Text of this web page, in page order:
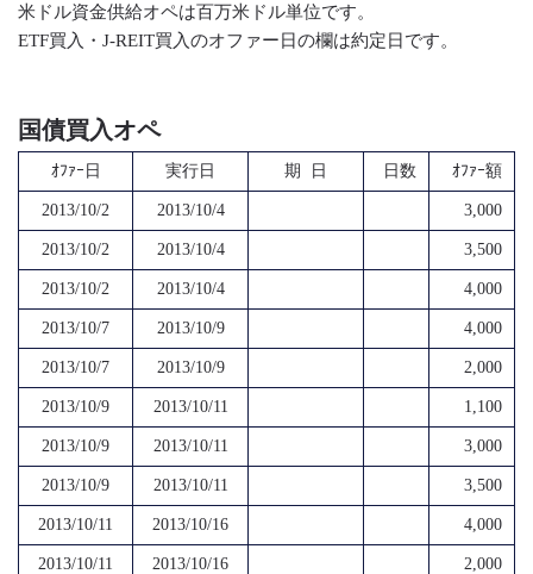
米ドル資金供給オペは百万米ドル単位です。
ETF買入・J-REIT買入のオファー日の欄は約定日です。
国債買入オペ
ｵﾌｧｰ日 実行日 期 日 日数 ｵﾌｧｰ額
2013/10/2 2013/10/4 3,000
2013/10/2 2013/10/4 3,500
2013/10/2 2013/10/4 4,000
2013/10/7 2013/10/9 4,000
2013/10/7 2013/10/9 2,000
2013/10/9 2013/10/11 1,100
2013/10/9 2013/10/11 3,000
2013/10/9 2013/10/11 3,500
2013/10/11 2013/10/16 4,000
2013/10/11 2013/10/16 2,000